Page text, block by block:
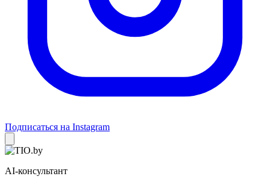
Подписаться на Instagram
AI-консультант